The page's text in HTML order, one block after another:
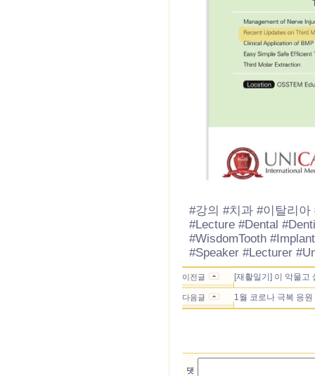
#강의 #치과 #이탈리
#Lecture #Dental
#WisdomTooth
#Speaker #Lecturer
이전글 [재활일기] 이 악물고
다음글 1월 코로나 극복 응원
댓